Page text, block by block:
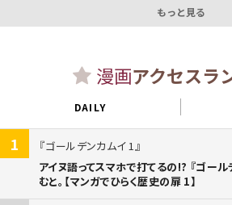
もっと見る
漫画アクセスラ
DAILY
1
ゴールデンカムイ 1
アイヌ語ってスマホで打てるの!? 『ゴー
むと。【マンガでひらく歴史の扉 1】